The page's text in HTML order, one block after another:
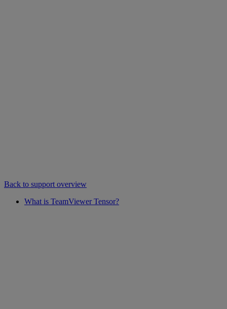
Back to support overview
What is TeamViewer Tensor?